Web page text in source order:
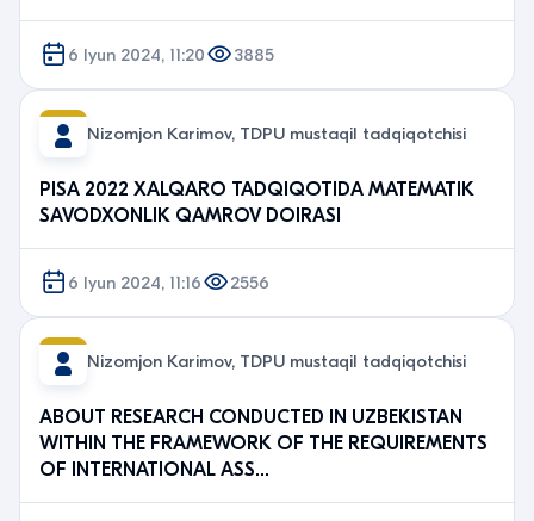
6 Iyun 2024, 11:20 3885
Nizomjon Karimov, TDPU mustaqil tadqiqotchisi
PISA 2022 XALQARO TADQIQOTIDA MATEMATIK
SAVODXONLIK QAMROV DOIRASI
6 Iyun 2024, 11:16 2556
Nizomjon Karimov, TDPU mustaqil tadqiqotchisi
ABOUT RESEARCH CONDUCTED IN UZBEKISTAN
WITHIN THE FRAMEWORK OF THE REQUIREMENTS
OF INTERNATIONAL ASS…